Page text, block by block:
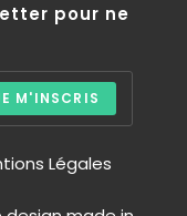
pour ne
M'INSCRIS
Légales